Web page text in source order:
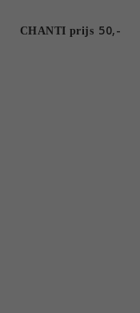
CHANTI prijs 50,-